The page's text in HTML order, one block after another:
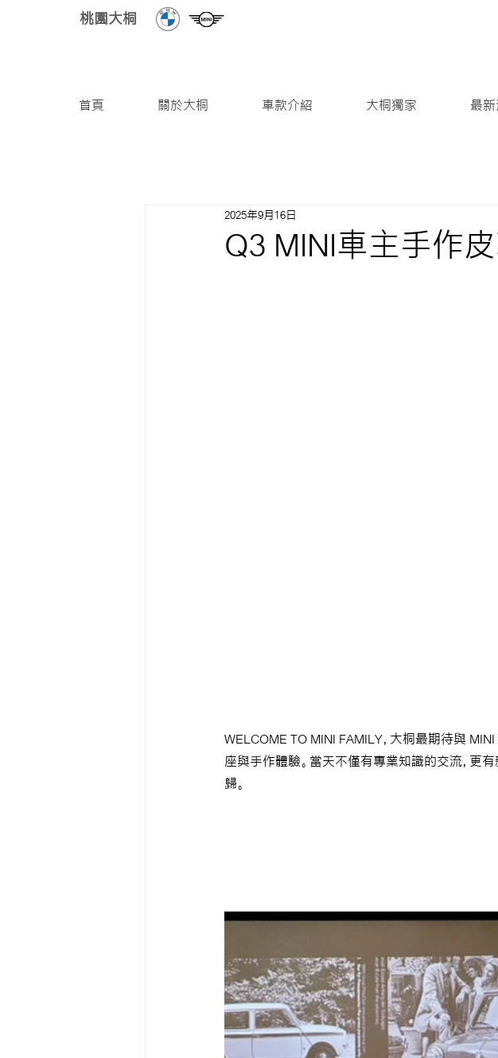
桃園大桐
首頁 關於大桐 車款介紹 大桐獨家 最新
Q3 MINI車主手作
2025年9月16日
WELCOME TO MINI FAMILY，大桐最期待與
座與手作體驗。當天不僅有專業知識的交流，更
歸。